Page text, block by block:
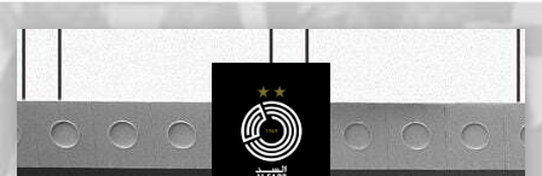
content